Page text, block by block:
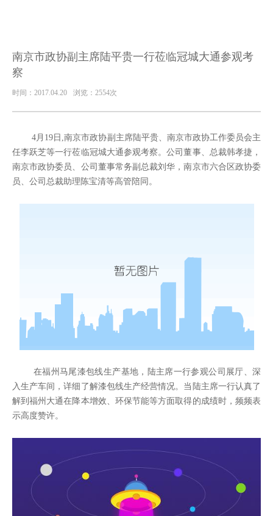
南京市政协副主席陆平贵一行莅临冠城大通参观考
察
时间：2017.04.20 浏览：2554次
4月19日,南京市政协副主席陆平贵、南京市政协工作委员会主
任李跃芝等一行莅临冠城大通参观考察。公司董事、总裁韩孝捷，
南京市政协委员、公司董事常务副总裁刘华，南京市六合区政协委
员、公司总裁助理陈宝清等高管陪同。
在福州马尾漆包线生产基地，陆主席一行参观公司展厅、深
入生产车间，详细了解漆包线生产经营情况。当陆主席一行认真了
解到福州大通在降本增效、环保节能等方面取得的成绩时， 频频表
示高度赞许。